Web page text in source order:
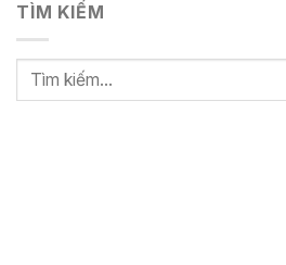
TÌM KIẾM